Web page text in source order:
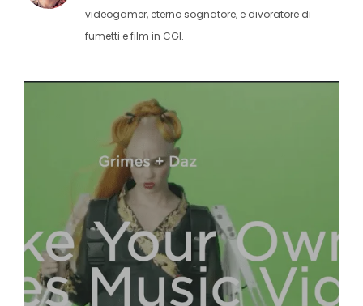
videogamer, eterno sognatore, e divoratore di
fumetti e film in CGI.